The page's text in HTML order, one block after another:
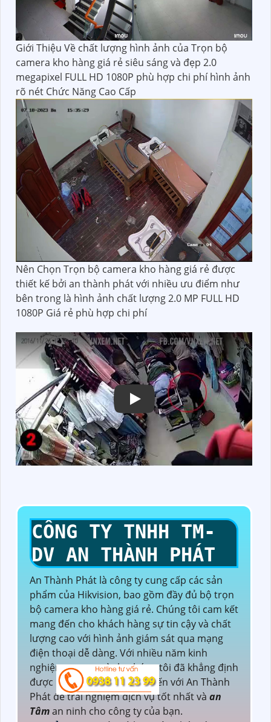
Giới Thiệu Về chất lượng hình ảnh của Trọn bộ
camera kho hàng giá rẻ siêu sáng và đẹp 2.0
megapixel FULL HD 1080P phù hợp chi phí hình ảnh
rõ nét Chức Năng Cao Cấp
Nên Chọn Trọn bộ camera kho hàng giá rẻ được
thiết kế bởi an thành phát với nhiều ưu điểm như
bên trong là hình ảnh chất lượng 2.0 MP FULL HD
1080P Giá rẻ phù hợp chi phí
CÔNG TY TNHH TM-
DV AN THÀNH PHÁT
An Thành Phát là công ty cung cấp các sản
phẩm của Hikvision, bao gồm đầy đủ bộ trọn
bộ camera kho hàng giá rẻ. Chúng tôi cam kết
mang đến cho khách hàng sự tin cậy và chất
lượng cao với hình ảnh giám sát qua mạng
điện thoại dễ dàng. Với nhiều năm kinh
nghiệm trong ngành, chúng tôi đã khẳng định
được uy tín của mình. Hãy đến với An Thành
Phát để trải nghiệm dịch vụ tốt nhất và an
Tâman ninh cho công ty của bạn.